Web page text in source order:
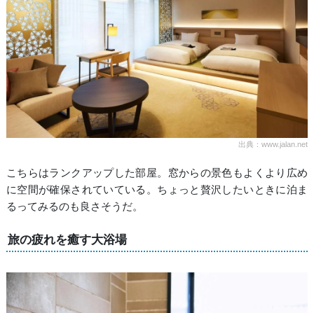
出典：www.jalan.net
こちらはランクアップした部屋。窓からの景色もよくより広め
に空間が確保されていている。ちょっと贅沢したいときに泊ま
るってみるのも良さそうだ。
旅の疲れを癒す大浴場